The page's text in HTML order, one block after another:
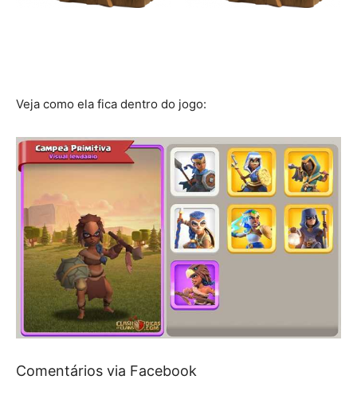
Veja como ela fica dentro do jogo:
Comentários via Facebook